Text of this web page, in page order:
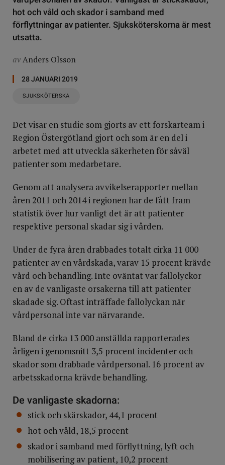
hot och våld och skador i samband med
förflyttningar av patienter. Sjuksköterskorna är mest
utsatta.
avAnders Olsson
28 JANUARI 2019
SJUKSKÖTERSKA
Det visar en studie som gjorts av ett forskarteam i
Region Östergötland gjort och som är en del i
arbetet med att utveckla säkerheten för såväl
patienter som medarbetare.
Genom att analysera avvikelserapporter mellan
åren 2011 och 2014 i regionen har de fått fram
statistik över hur vanligt det är att patienter
respektive personal skadar sig i vården.
Under de fyra åren drabbades totalt cirka 11 000
patienter av en vårdskada, varav 15 procent krävde
vård och behandling. Inte oväntat var fallolyckor
en av de vanligaste orsakerna till att patienter
skadade sig. Oftast inträffade fallolyckan när
vårdpersonal inte var närvarande.
Bland de cirka 13 000 anställda rapporterades
årligen i genomsnitt 3,5 procent incidenter och
skador som drabbade vårdpersonal. 16 procent av
arbetsskadorna krävde behandling.
De vanligaste skadorna:
stick och skärskador, 44,1 procent
hot och våld, 18,5 procent
skador i samband med förflyttning, lyft och
mobilisering av patient, 10,2 procent